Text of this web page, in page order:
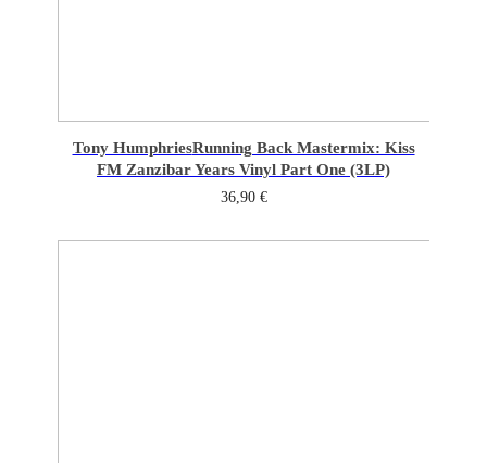
Tony HumphriesRunning Back Mastermix: Kiss
FM Zanzibar Years Vinyl Part One (3LP)
36,90 €